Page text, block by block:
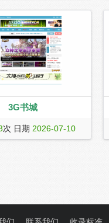
都能一手掌握，关注明星
时尚走在潮流尖端。
3G书城
）提供好看
次 日期 2026-07-10